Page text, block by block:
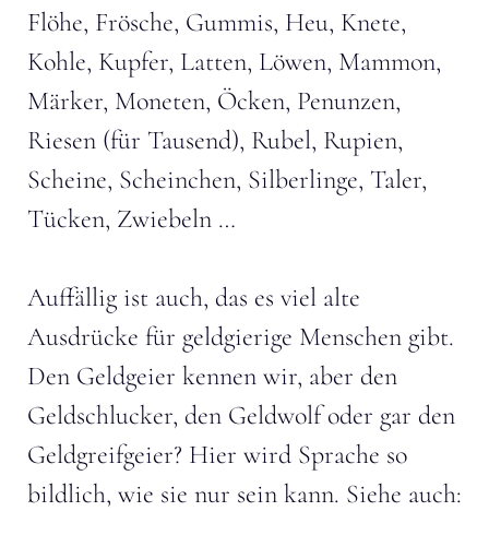
Flöhe, Frösche, Gummis, Heu, Knete,
Kohle, Kupfer, Latten, Löwen, Mammon,
Märker, Moneten, Öcken, Penunzen,
Riesen (für Tausend), Rubel, Rupien,
Scheine, Scheinchen, Silberlinge, Taler,
Tücken, Zwiebeln …
Auffällig ist auch, das es viel alte
Ausdrücke für geldgierige Menschen gibt.
Den Geldgeier kennen wir, aber den
Geldschlucker, den Geldwolf oder gar den
Geldgreifgeier? Hier wird Sprache so
bildlich, wie sie nur sein kann. Siehe auch: